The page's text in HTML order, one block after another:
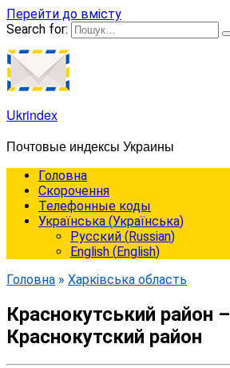
Перейти до вмісту
Search for:
Ukrindex
Почтовые индексы Украины
Головна
Cкорочення
Телефонные коды
Українська (Українська)
Русский (Russian)
English (English)
Головна » Харківська область
Краснокутський район –
Краснокутский район